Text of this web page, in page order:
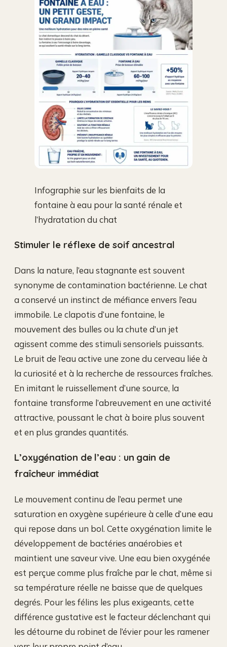
Infographie sur les bienfaits de la
fontaine à eau pour la santé rénale et
l’hydratation du chat
Stimuler le réflexe de soif ancestral
Dans la nature, l’eau stagnante est souvent
synonyme de contamination bactérienne. Le chat
a conservé un instinct de méfiance envers l’eau
immobile. Le clapotis d’une fontaine, le
mouvement des bulles ou la chute d’un jet
agissent comme des stimuli sensoriels puissants.
Le bruit de l’eau active une zone du cerveau liée à
la curiosité et à la recherche de ressources fraîches.
En imitant le ruissellement d’une source, la
fontaine transforme l’abreuvement en une activité
attractive, poussant le chat à boire plus souvent
et en plus grandes quantités.
L’oxygénation de l’eau : un gain de
fraîcheur immédiat
Le mouvement continu de l’eau permet une
saturation en oxygène supérieure à celle d’une eau
qui repose dans un bol. Cette oxygénation limite le
développement de bactéries anaérobies et
maintient une saveur vive. Une eau bien oxygénée
est perçue comme plus fraîche par le chat, même si
sa température réelle ne baisse que de quelques
degrés. Pour les félins les plus exigeants, cette
différence gustative est le facteur déclenchant qui
les détourne du robinet de l’évier pour les ramener